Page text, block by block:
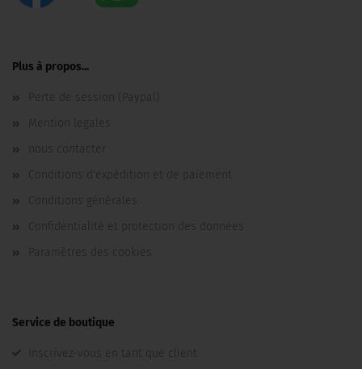
Plus à propos...
Perte de session (Paypal)
Mention legales
nous contacter
Conditions d'expédition et de paiement
Conditions générales
Confidentialité et protection des données
Paramètres des cookies
Service de boutique
Inscrivez-vous en tant que client